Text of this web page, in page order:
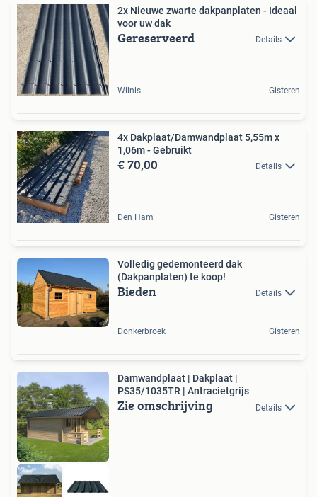
2x Nieuwe zwarte dakpanplaten - Ideaal
voor uw dak
Gereserveerd Details
Wilnis Gisteren
4x Dakplaat/Damwandplaat 5,55m x
1,06m - Gebruikt
€ 70,00 Details
Den Ham Gisteren
Volledig gedemonteerd dak
(Dakpanplaten) te koop!
Bieden Details
Donkerbroek Gisteren
Damwandplaat | Dakplaat |
PS35/1035TR | Antracietgrijs
Zie omschrijving Details